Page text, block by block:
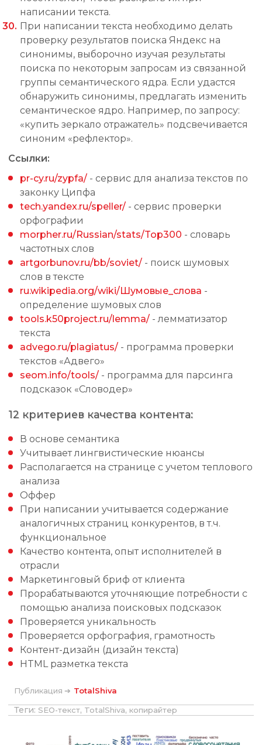
написании текста.
При написании текста необходимо делать
проверку результатов поиска Яндекс на
синонимы, выборочно изучая результаты
поиска по некоторым запросам из связанной
группы семантического ядра. Если удастся
обнаружить синонимы, предлагать изменить
семантическое ядро. Например, по запросу:
«купить зеркало отражатель» подсвечивается
синоним «рефлектор».
Ссылки:
pr-cy.ru/zypfa/ - сервис для анализа текстов по
законку Ципфа
tech.yandex.ru/speller/ - сервис проверки
орфографии
morpher.ru/Russian/stats/Top300 - словарь
частотных слов
artgorbunov.ru/bb/soviet/ - поиск шумовых
слов в тексте
ru.wikipedia.org/wiki/Шумовые_слова -
определение шумовых слов
tools.k50project.ru/lemma/ - лемматизатор
текста
advego.ru/plagiatus/ - программа проверки
текстов «Адвего»
seom.info/tools/ - программа для парсинга
подсказок «Словодер»
12 критериев качества контента:
В основе семантика
Учитывает лингвистические нюансы
Располагается на странице с учетом теплового
анализа
Оффер
При написании учитывается содержание
аналогичных страниц конкурентов, в т.ч.
функциональное
Качество контента, опыт исполнителей в
отрасли
Маркетинговый бриф от клиента
Прорабатываются уточняющие потребности с
помощью анализа поисковых подсказок
Проверяется уникальность
Проверяется орфография, грамотность
Контент-дизайн (дизайн текста)
HTML разметка текста
Публикация ➔ TotalShiva
Теги: SEO-текст, TotalShiva, копирайтер